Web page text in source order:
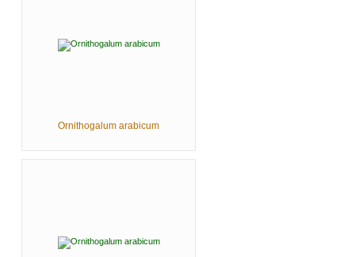
Ornithogalum arabicum